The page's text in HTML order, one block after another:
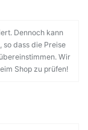
Dennoch kann
dass die Preise
Wir
Shop zu prüfen!